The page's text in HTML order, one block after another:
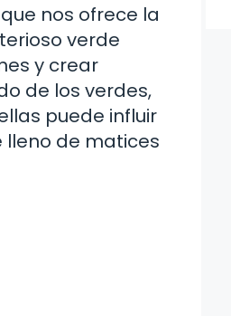
nos ofrece la
verde
y crear
de los verdes,
puede influir
lleno de matices